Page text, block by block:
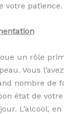
votre patience.
un rôle
Vous
nombre de
état de
L’alcool,